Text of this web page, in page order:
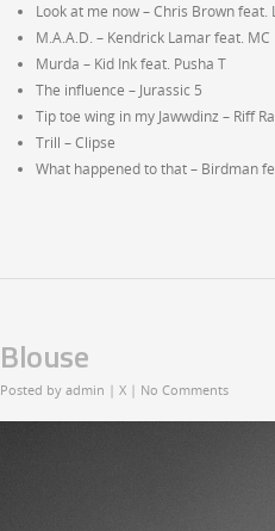
Look at me now – Chris Brown feat.
M.A.A.D. – Kendrick Lamar feat. MC
Murda – Kid Ink feat. Pusha T
The influence – Jurassic 5
Tip toe wing in my Jawwdinz – Riff
Trill – Clipse
What happened to that – Birdman
Blouse
Posted by admin | X | No Comments